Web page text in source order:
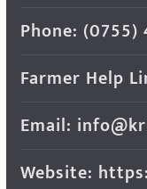
Phone: (0755)
Farmer Help
Email:
Website: